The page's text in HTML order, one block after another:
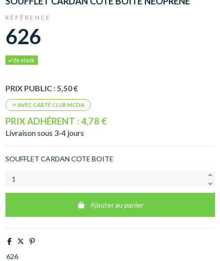
RÉFÉRENCE
626
En stock
PRIX PUBLIC : 5,50 €
PRIX ADHÉRENT : 4,78 €
Livraison sous 3-4 jours
SOUFFLET CARDAN COTE BOITE
Ajouter au panier
626